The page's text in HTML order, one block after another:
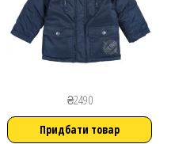
₴2490
Придбати товар